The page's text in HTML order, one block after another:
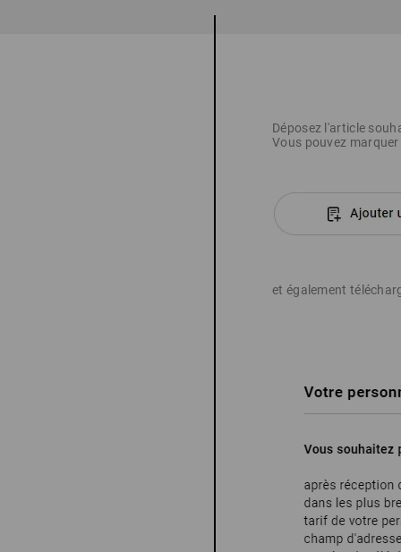
Déposez l'article
Vous pouvez
et également